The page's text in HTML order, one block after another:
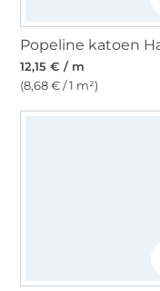
12,15 € / m
(8,68 € / 1 m²)